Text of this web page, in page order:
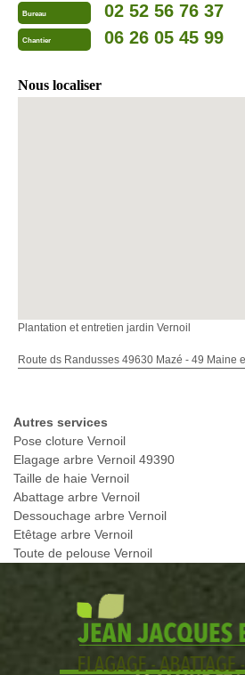
Bureau 02 52 56 76 37
Chantier 06 26 05 45 99
Nous localiser
Plantation et entretien jardin Vernoil
Route ds Randusses 49630 Mazé - 49 Maine
Autres services
Pose cloture Vernoil
Elagage arbre Vernoil 49390
Taille de haie Vernoil
Abattage arbre Vernoil
Dessouchage arbre Vernoil
Etêtage arbre Vernoil
Toute de pelouse Vernoil